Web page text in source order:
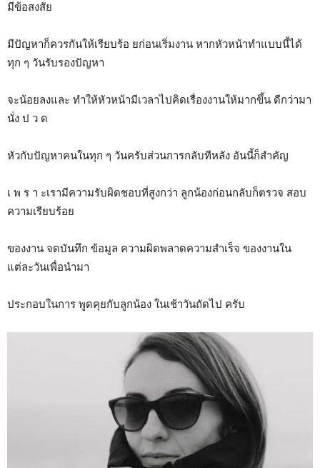
มีข้อสงสัย
มีปัญหาก็ควรกันให้เรียบร้อ ยก่อนเริ่มงาน หากหัวหน้าทำแบบนี้ได้
ทุก ๆ วันรับรองปัญหา
จะน้อยลงและ ทำให้หัวหน้ามีเวลาไปคิดเรื่องงานให้มากขึ้น ดีกว่ามา
นั่ง ป ว ด
หัวกับปัญหาคนในทุก ๆ วันครับส่วนการกลับทีหลัง อันนี้ก็สำคัญ
เ พ ร า ะเรามีความรับผิดชอบที่สูงกว่า ลูกน้องก่อนกลับก็ตรวจ สอบ
ความเรียบร้อย
ของงาน จดบันทึก ข้อมูล ความผิดพลาดความสำเร็จ ของงานใน
แต่ละวันเพื่อนำมา
ประกอบในการ พูดคุยกับลูกน้อง ในเช้าวันถัดไป ครับ